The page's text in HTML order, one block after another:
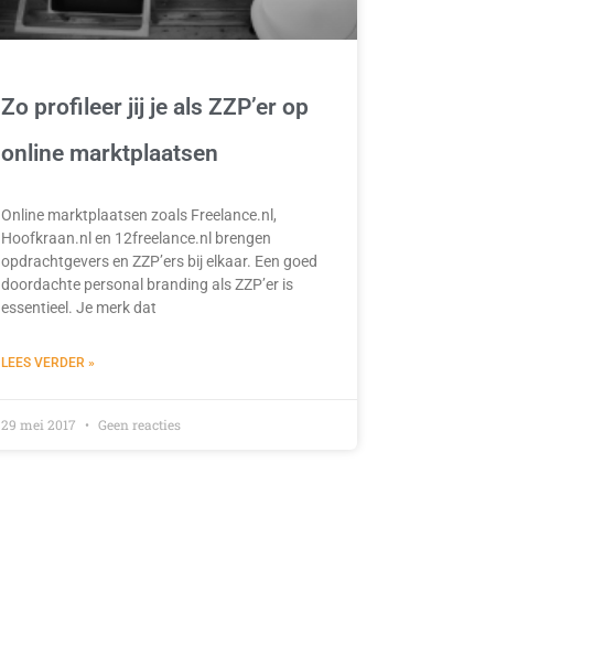
Zo profileer jij je als ZZP’er op
online marktplaatsen
Online marktplaatsen zoals Freelance.nl,
Hoofkraan.nl en 12freelance.nl brengen
opdrachtgevers en ZZP’ers bij elkaar. Een goed
doordachte personal branding als ZZP’er is
essentieel. Je merk dat
LEES VERDER »
29 mei 2017 Geen reacties